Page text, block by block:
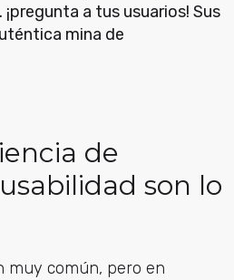
a tus usuarios! Sus
mina de
de
son lo
muy común, pero en